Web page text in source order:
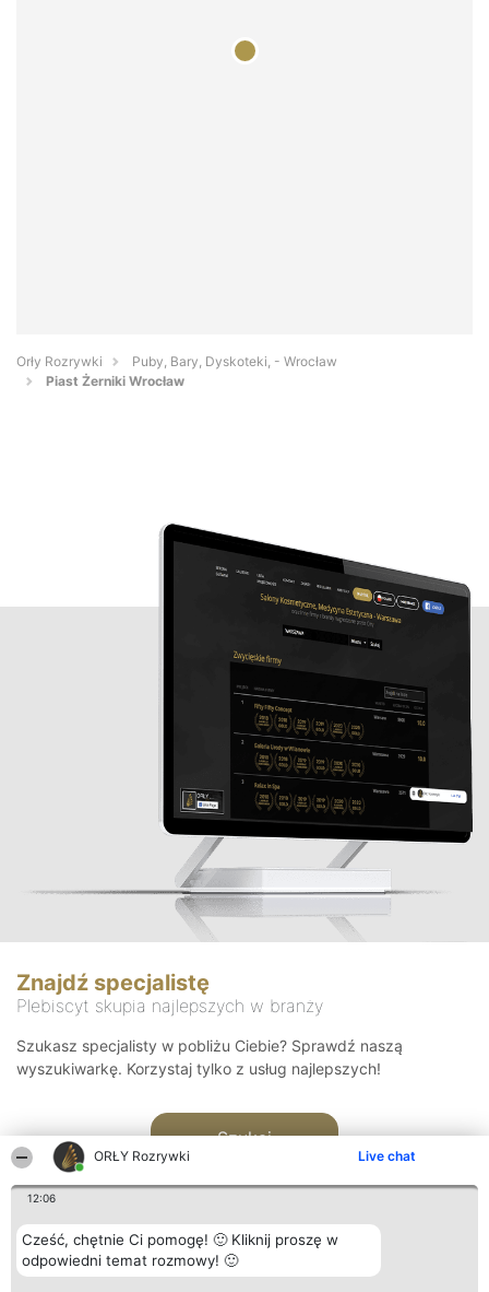
ORŁY Rozrywki Live chat
12:06
Cześć, chętnie Ci pomogę! 🙂 Kliknij proszę w
odpowiedni temat rozmowy! 🙂
Orły Rozrywki
Puby, Bary, Dyskoteki, - Wrocław
Piast Żerniki Wrocław
Znajdź specjalistę
Plebiscyt skupia najlepszych w branży
Szukasz specjalisty w pobliżu Ciebie? Sprawdź naszą
wyszukiwarkę. Korzystaj tylko z usług najlepszych!
Szukaj